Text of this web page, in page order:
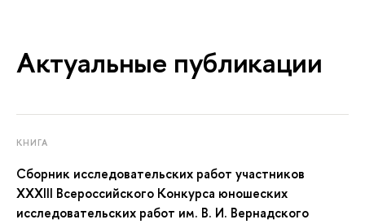
Актуальные публикации
КНИГА
Сборник исследовательских работ участников
XXXIII Всероссийского Конкурса юношеских
исследовательских работ им. В. И. Вернадского